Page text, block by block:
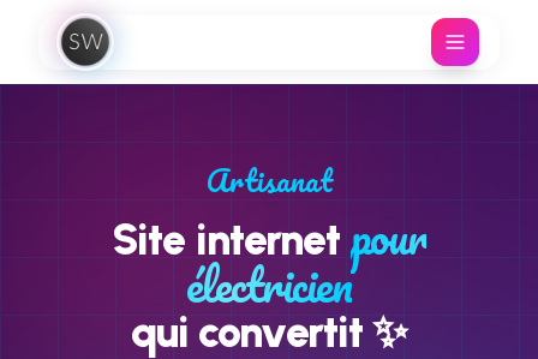
Aller au contenu
Artisanat
Site internet pour
électricien
qui convertit✨